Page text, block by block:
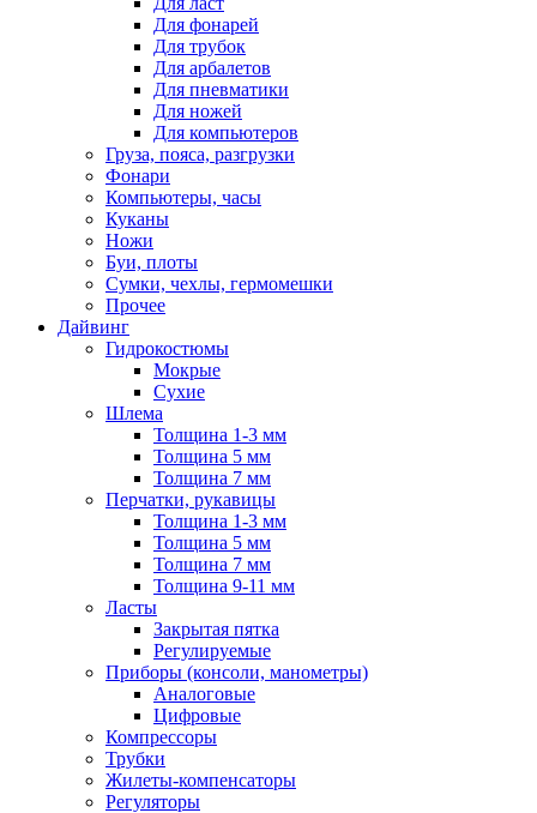
Для фонарей
Для трубок
Для арбалетов
Для пневматики
Для ножей
Для компьютеров
Груза, пояса, разгрузки
Фонари
Компьютеры, часы
Куканы
Ножи
Буи, плоты
Сумки, чехлы, гермомешки
Прочее
Дайвинг
Гидрокостюмы
Мокрые
Сухие
Шлема
Толщина 1-3 мм
Толщина 5 мм
Толщина 7 мм
Перчатки, рукавицы
Толщина 1-3 мм
Толщина 5 мм
Толщина 7 мм
Толщина 9-11 мм
Ласты
Закрытая пятка
Регулируемые
Приборы (консоли, манометры)
Аналоговые
Цифровые
Компрессоры
Трубки
Жилеты-компенсаторы
Регуляторы